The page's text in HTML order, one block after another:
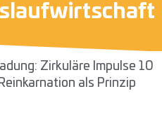
Zirkuläre Impulse 10
als Prinzip